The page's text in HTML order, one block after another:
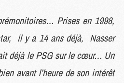
Prises en 1998,
il y a 14 ans déjà, Nasser
déjà le PSG sur le cœur… Un
avant l’heure de son intérêt